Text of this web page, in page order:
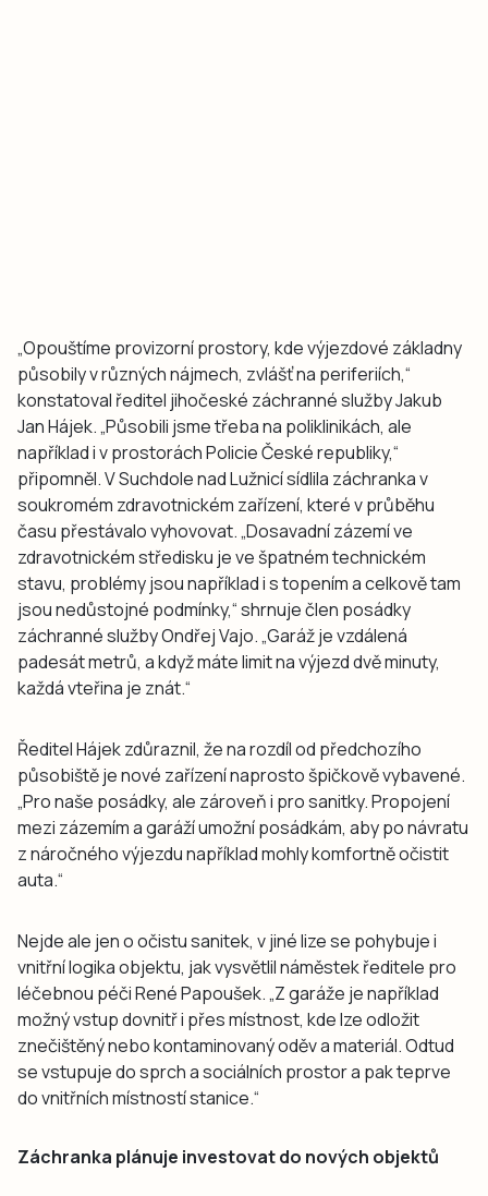
„Opouštíme provizorní prostory, kde výjezdové základny
působily v různých nájmech, zvlášť na periferiích,“
konstatoval ředitel jihočeské záchranné služby Jakub
Jan Hájek. „Působili jsme třeba na poliklinikách, ale
například i v prostorách Policie České republiky,“
připomněl. V Suchdole nad Lužnicí sídlila záchranka v
soukromém zdravotnickém zařízení, které v průběhu
času přestávalo vyhovovat. „Dosavadní zázemí ve
zdravotnickém středisku je ve špatném technickém
stavu, problémy jsou například i s topením a celkově tam
jsou nedůstojné podmínky,“ shrnuje člen posádky
záchranné služby Ondřej Vajo. „Garáž je vzdálená
padesát metrů, a když máte limit na výjezd dvě minuty,
každá vteřina je znát.“
Ředitel Hájek zdůraznil, že na rozdíl od předchozího
působiště je nové zařízení naprosto špičkově vybavené.
„Pro naše posádky, ale zároveň i pro sanitky. Propojení
mezi zázemím a garáží umožní posádkám, aby po návratu
z náročného výjezdu například mohly komfortně očistit
auta.“
Nejde ale jen o očistu sanitek, v jiné lize se pohybuje i
vnitřní logika objektu, jak vysvětlil náměstek ředitele pro
léčebnou péči René Papoušek. „Z garáže je například
možný vstup dovnitř i přes místnost, kde lze odložit
znečištěný nebo kontaminovaný oděv a materiál. Odtud
se vstupuje do sprch a sociálních prostor a pak teprve
do vnitřních místností stanice.“
Záchranka plánuje investovat do nových objektů